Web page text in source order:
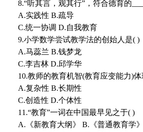
8.“听其言，观其行”，符合德育的
A.实践性 B.疏导
C.统一协调 D.自我教育
9.小学数学尝试教学法的创始人是( )
A.马蕊兰 B.钱梦龙
C.李吉林 D.邱学华
10.教师的教育机智(教育应变能力)
A.复杂性 B.长期性
C.创造性 D.个体性
11.“教育”一词在中国最早见之于( )
A.《新教育大纲》 B.《普通教育学》